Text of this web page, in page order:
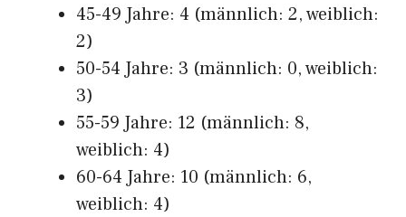
45-49 Jahre: 4 (männlich: 2, weiblich:
2)
50-54 Jahre: 3 (männlich: 0, weiblich:
3)
55-59 Jahre: 12 (männlich: 8,
weiblich: 4)
60-64 Jahre: 10 (männlich: 6,
weiblich: 4)